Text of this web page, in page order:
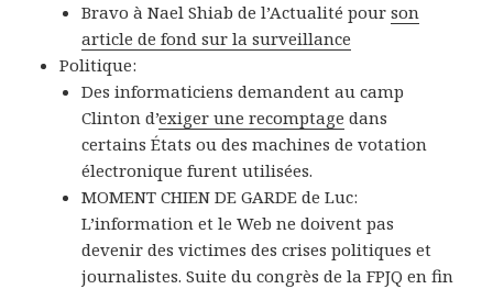
Bravo à Nael Shiab de l’Actualité pourson
article de fond sur la surveillance
Politique:
Des informaticiens demandent au camp
Clinton d’exiger une recomptage dans
certains États ou des machines de votation
électronique furent utilisées.
MOMENT CHIEN DE GARDE de Luc:
L’information et le Web ne doivent pas
devenir des victimes des crises politiques et
journalistes. Suite du congrès de la FPJQ en fin